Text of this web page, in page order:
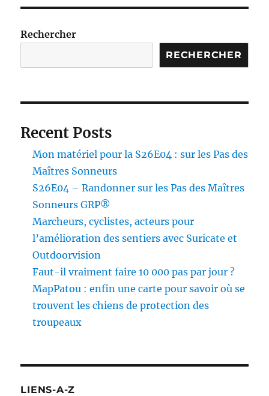
Rechercher
RECHERCHER
Recent Posts
Mon matériel pour la S26E04 : sur les Pas des
Maîtres Sonneurs
S26E04 – Randonner sur les Pas des Maîtres
Sonneurs GRP®
Marcheurs, cyclistes, acteurs pour
l’amélioration des sentiers avec Suricate et
Outdoorvision
Faut-il vraiment faire 10 000 pas par jour ?
MapPatou : enfin une carte pour savoir où se
trouvent les chiens de protection des
troupeaux
LIENS-A-Z